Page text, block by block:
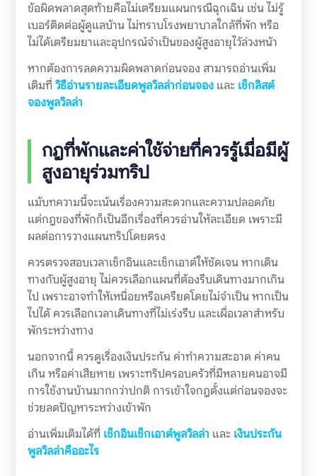
ข้อผิดพลาดสุดท้ายคือไม่เตรียมแผนกรณีฉุกเฉิน เช่น ไม่รู้
เบอร์ติดต่อผู้ดูแลบ้าน ไม่ทราบโรงพยาบาลใกล้ที่พัก หรือ
ไม่ได้เตรียมยาและอุปกรณ์จำเป็นของผู้สูงอายุไว้ล่วงหน้า
หากต้องการลดความผิดพลาดก่อนจอง สามารถอ่านเพิ่ม
เติมที่ วิธีอ่านรายละเอียดพูลวิลล่าก่อนจองและ เช็กลิสต์
จองพูลวิลล่า
กฎที่พักและค่าใช้จ่ายที่ควรรู้เมื่อมีผู้
สูงอายุร่วมทริป
แม้บทความนี้จะเน้นเรื่องความสะดวกและความปลอดภัย
แต่กฎของที่พักก็เป็นอีกเรื่องที่ควรอ่านให้ละเอียด เพราะมี
ผลต่อการวางแผนทริปโดยตรง
ควรตรวจสอบเวลาเช็กอินและเช็กเอาต์ให้ชัดเจน หากเดิน
ทางกับผู้สูงอายุ ไม่ควรเลือกแผนที่ต้องรีบเดินทางมากเกิน
ไป เพราะอาจทำให้เหนื่อยหรือเครียดโดยไม่จำเป็น หากเป็น
ไปได้ ควรเลือกเวลาเดินทางที่ไม่เร่งรีบ และเผื่อเวลาสำหรับ
พักระหว่างทาง
นอกจากนี้ ควรดูเรื่องเงินประกัน ค่าทำความสะอาด ค่าคน
เกิน หรือค่าเสียหาย เพราะทริปครอบครัวที่มีหลายคนอาจมี
การใช้งานบ้านมากกว่าปกติ การเข้าใจกฎตั้งแต่ก่อนจองจะ
ช่วยลดปัญหาระหว่างเข้าพัก
อ่านเพิ่มเติมได้ที่ เช็กอินเช็กเอาต์พูลวิลล่า และ เงินประกัน
พูลวิลล่าคืออะไร